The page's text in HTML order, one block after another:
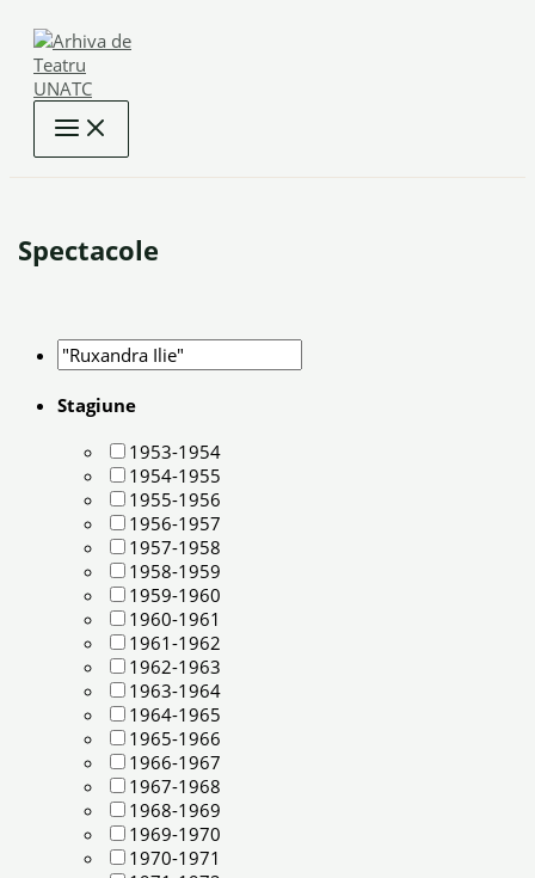
content
Spectacole
Stagiune
1953-1954
1954-1955
1955-1956
1956-1957
1957-1958
1958-1959
1959-1960
1960-1961
1961-1962
1962-1963
1963-1964
1964-1965
1965-1966
1966-1967
1967-1968
1968-1969
1969-1970
1970-1971